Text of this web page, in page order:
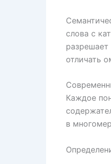
слова с
отличать
Каждое
в